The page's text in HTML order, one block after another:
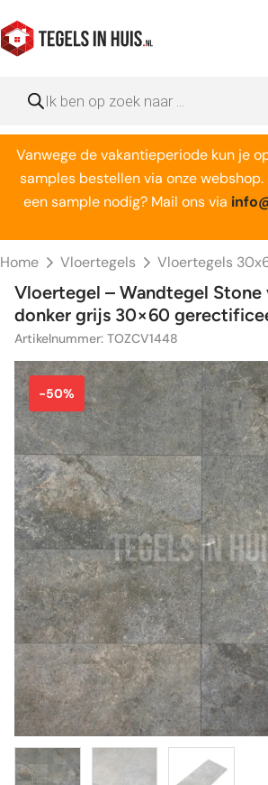
naar
de
zoeken
Vanwege de vakantieperiode kun je
samples bestellen via onze
een sample nodig? Mail ons via
Home Vloertegels Vloertegels
Vloertegel – Wandtegel Stone
donker grijs 30×60
Artikelnummer: TOZCV1448
-50%